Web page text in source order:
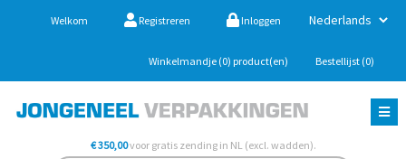
Welkom Registreren Inloggen
Winkelmandje (0) product(en) Bestellijst (0)
€ 350,00voor gratis zending in NL (excl. wadden).